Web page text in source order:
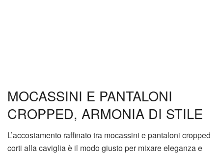
MOCASSINI E PANTALONI
CROPPED, ARMONIA DI STILE
L’accostamento raffinato tra mocassini e pantaloni cropped
corti alla caviglia è il modo giusto per mixare eleganza e